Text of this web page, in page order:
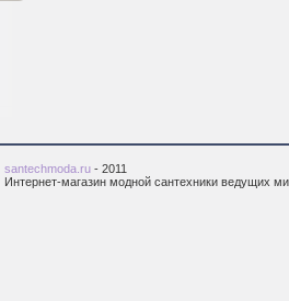
santechmoda.ru - 2011
Интернет-магазин модной сантехники ведущих